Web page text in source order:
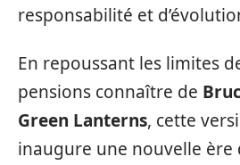
responsabilité et
En repoussant les limites
pensions connaître de
Green Lanterns, cette
inaugure une nouvelle ère